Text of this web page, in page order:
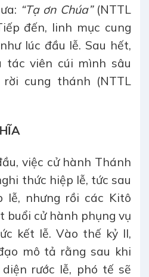
“Tạ ơn Chúa”(NTTL
đến, linh mục cung
lúc đầu lễ. Sau hết,
tác viên cúi mình sâu
cung thánh (NTTL
việc cử hành Thánh
thức hiệp lễ, tức sau
lễ, nhưng rồi các Kitô
buổi cử hành phụng vụ
kết lễ. Vào thế kỷ II,
mô tả rằng sau khi
rước lễ, phó tế sẽ